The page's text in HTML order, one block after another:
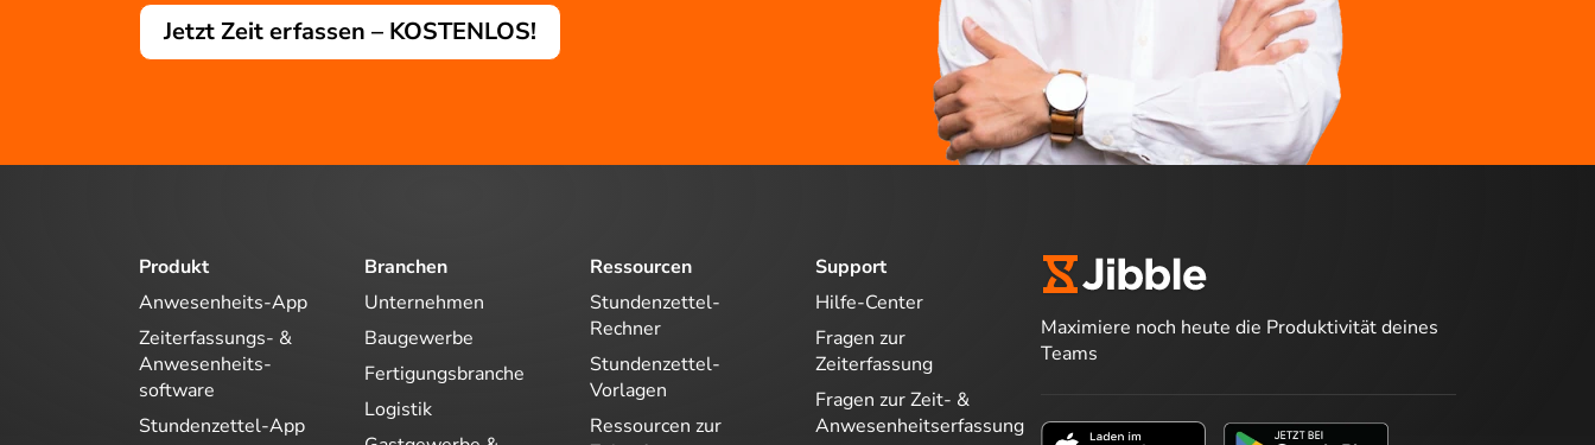
Jetzt Zeit erfassen – KOSTENLOS!
Produkt
Anwesenheits-App
Zeiterfassungs- &
Anwesenheits-
software
Stundenzettel-App
Branchen
Unternehmen
Baugewerbe
Fertigungsbranche
Logistik
Ressourcen
Stundenzettel-
Rechner
Stundenzettel-
Vorlagen
Ressourcen zur
Support
Hilfe-Center
Fragen zur
Zeiterfassung
Fragen zur Zeit- &
Anwesenheitserfassung
Maximiere noch heute die Produktivität deines
Teams